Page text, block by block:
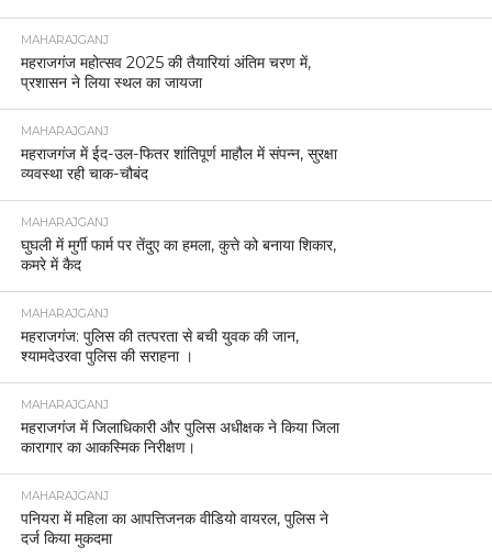
MAHARAJGANJ
महराजगंज महोत्सव 2025 की तैयारियां अंतिम चरण में,
प्रशासन ने लिया स्थल का जायजा
MAHARAJGANJ
महराजगंज में ईद-उल-फितर शांतिपूर्ण माहौल में संपन्न, सुरक्षा
व्यवस्था रही चाक-चौबंद
MAHARAJGANJ
घुघली में मुर्गी फार्म पर तेंदुए का हमला, कुत्ते को बनाया शिकार,
कमरे में कैद
MAHARAJGANJ
महराजगंज: पुलिस की तत्परता से बची युवक की जान,
श्यामदेउरवा पुलिस की सराहना ।
MAHARAJGANJ
महराजगंज में जिलाधिकारी और पुलिस अधीक्षक ने किया जिला
कारागार का आकस्मिक निरीक्षण।
MAHARAJGANJ
पनियरा में महिला का आपत्तिजनक वीडियो वायरल, पुलिस ने
दर्ज किया मुकदमा